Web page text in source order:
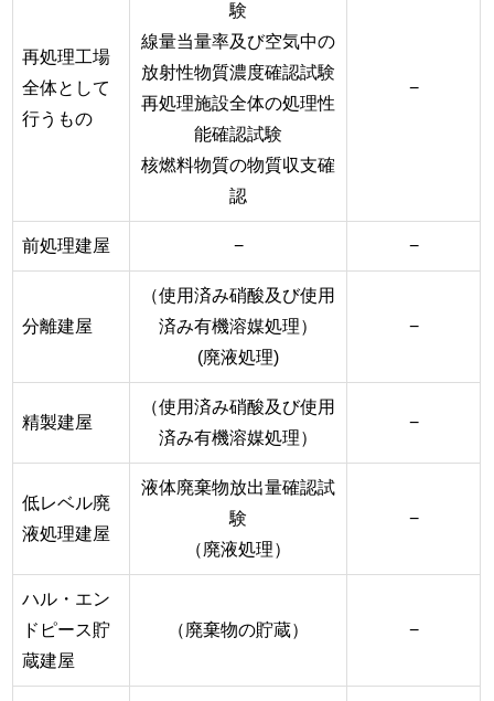
再処理工場
全体として
行うもの
験
線量当量率及び空気中の
放射性物質濃度確認試験
再処理施設全体の処理性
能確認試験
核燃料物質の物質収支確
認
−
前処理建屋 − −
分離建屋
（使用済み硝酸及び使用
済み有機溶媒処理）
(廃液処理)
−
精製建屋
（使用済み硝酸及び使用
済み有機溶媒処理）
−
低レベル廃
液処理建屋
液体廃棄物放出量確認試
験
（廃液処理）
−
ハル・エン
ドピース貯
蔵建屋
（廃棄物の貯蔵） −